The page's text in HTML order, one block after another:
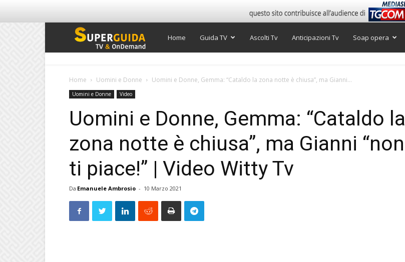
Super
Home Guida TV Ascolti Tv Anticipazioni Tv Soap opera
Home Uomini e Donne Uomini e Donne, Gemma: “Cataldo la zona notte è chiusa”, ma Gianni...
Uomini e Donne Video
Uomini e Donne, Gemma: “Cataldo la
zona notte è chiusa”, ma Gianni “non
ti piace!” | Video Witty Tv
Da Emanuele Ambrosio - 10 Marzo 2021